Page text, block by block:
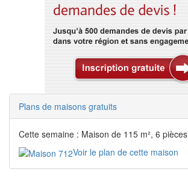
Plans de maisons gratuits
Cette semaine : Maison de 115 m², 6 pièces
Voir le plan de cette maison